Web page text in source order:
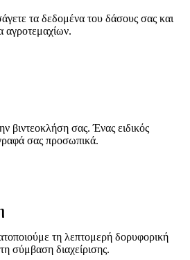
τα δεδομένα του δάσους σας και
αγροτεμαχίων.
βιντεοκλήση σας. Ένας ειδικός
σας προσωπικά.
τη λεπτομερή δορυφορική
σύμβαση διαχείρισης.